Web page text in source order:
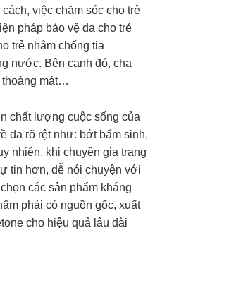
việc chăm sóc cho trẻ
pháp bảo vệ da cho trẻ
trẻ nhằm chống tia
nước. Bên cạnh đó, cha
thoáng mát…
chất lượng cuộc sống của
da rõ rệt như: bớt bẩm sinh,
nhiên, khi chuyên gia trang
tin hơn, dễ nói chuyện với
các sản phẩm kháng
phải có nguồn gốc, xuất
cho hiệu quả lâu dài